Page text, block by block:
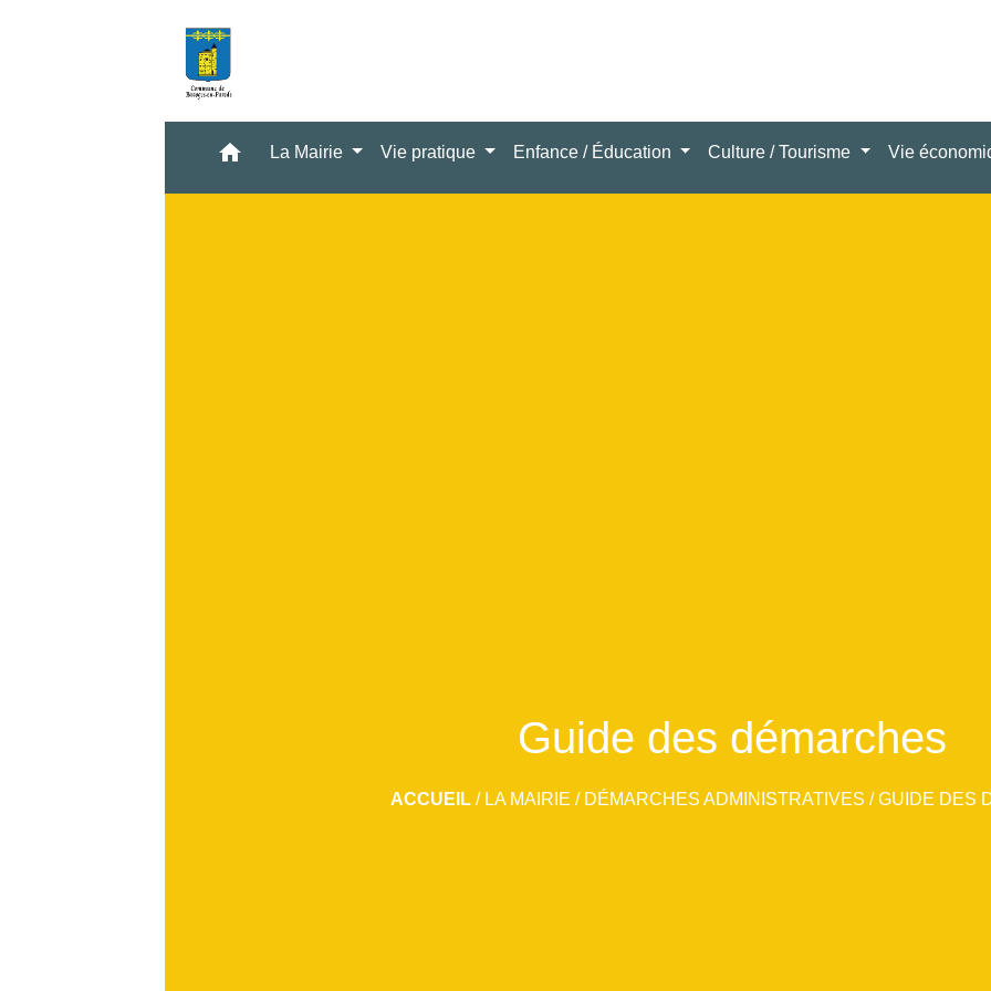
home La Mairie Vie pratique Enfance / Éducation Culture / Tourisme Vie
Guide des démarches
ACCUEIL/ LA MAIRIE / DÉMARCHES ADMINISTRATIVES /GUIDE DES